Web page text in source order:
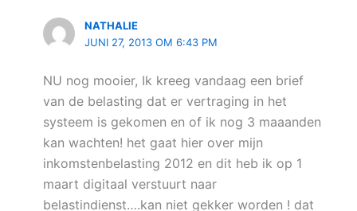
NATHALIE
JUNI 27, 2013 OM 6:43 PM
NU nog mooier, Ik kreeg vandaag een brief
van de belasting dat er vertraging in het
systeem is gekomen en of ik nog 3 maaanden
kan wachten! het gaat hier over mijn
inkomstenbelasting 2012 en dit heb ik op 1
maart digitaal verstuurt naar
belastindienst….kan niet gekker worden ! dat